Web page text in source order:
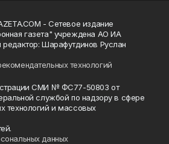
- Сетевое издание
газета" учреждена АО ИА
Шарафутдинов Руслан
технологий
СМИ № ФС77-50803 от
службой по надзору в сфере
технологий и массовых
данных